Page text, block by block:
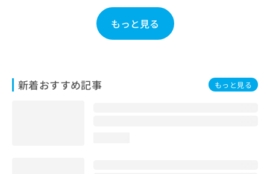
もっと見る
新着おすすめ記事 もっと見る